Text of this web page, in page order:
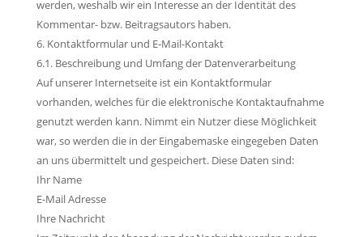
werden, weshalb wir ein Interesse an der Identität des
Kommentar- bzw. Beitragsautors haben.
6. Kontaktformular und E-Mail-Kontakt
6.1. Beschreibung und Umfang der Datenverarbeitung
Auf unserer Internetseite ist ein Kontaktformular
vorhanden, welches für die elektronische Kontaktaufnahme
genutzt werden kann. Nimmt ein Nutzer diese Möglichkeit
war, so werden die in der Eingabemaske eingegeben Daten
an uns übermittelt und gespeichert. Diese Daten sind:
Ihr Name
E-Mail Adresse
Ihre Nachricht